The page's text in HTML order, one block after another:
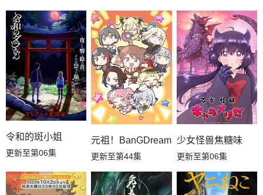
令和的斑小姐
更新至第06集
元祖！BanGDream酱
更新至第44集
少女怪兽焦糖味
更新至第06集